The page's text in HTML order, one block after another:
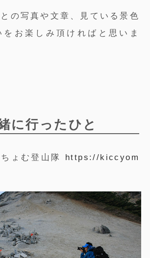
との写真や文章、見ている景色
お楽しみ頂ければと思いま
に行ったひと
ょむ登山隊 https://kiccyom